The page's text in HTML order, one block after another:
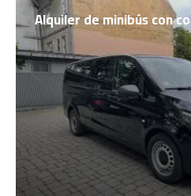
Alquiler de minibús con